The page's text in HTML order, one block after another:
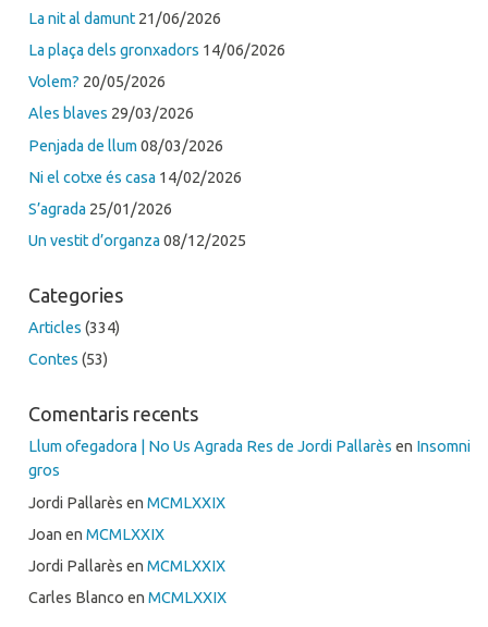
La nit al damunt 21/06/2026
La plaça dels gronxadors 14/06/2026
Volem? 20/05/2026
Ales blaves 29/03/2026
Penjada de llum 08/03/2026
Ni el cotxe és casa 14/02/2026
S’agrada 25/01/2026
Un vestit d’organza 08/12/2025
Categories
Articles (334)
Contes (53)
Comentaris recents
Llum ofegadora | No Us Agrada Res de Jordi Pallarès en Insomni
gros
Jordi Pallarès enMCMLXXIX
Joan enMCMLXXIX
Jordi Pallarès enMCMLXXIX
Carles Blanco enMCMLXXIX